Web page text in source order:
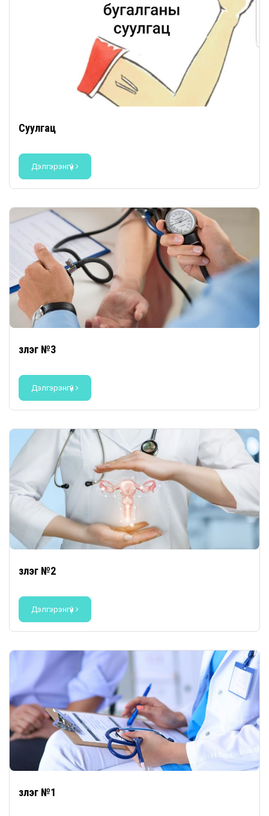
Суулгац
Дэлгэрэнгүй
Үзлэг №3
Дэлгэрэнгүй
Үзлэг №2
Дэлгэрэнгүй
Үзлэг №1